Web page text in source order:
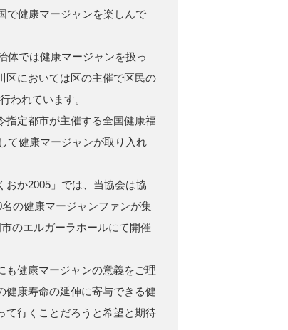
で健康マージャンを楽しんで
体では健康マージャンを扱っ
区においては区の主催で区民の
われています。
定都市が主催する全国健康福
て健康マージャンが取り入れ
か2005」では、当協会は協
の健康マージャンファンが集
のエルガーラホールにて開催
健康マージャンの意義をご理
健康寿命の延伸に寄与できる健
て行くことだろうと希望と期待